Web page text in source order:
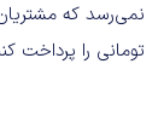
تومانی را پرداخت